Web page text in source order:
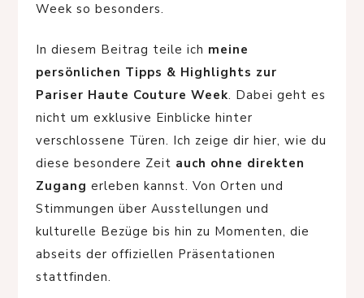
Week so besonders.
In diesem Beitrag teile ich meine
persönlichen Tipps & Highlights zur
Pariser Haute Couture Week. Dabei geht es
nicht um exklusive Einblicke hinter
verschlossene Türen. Ich zeige dir hier, wie du
diese besondere Zeit auch ohne direkten
Zugang erleben kannst. Von Orten und
Stimmungen über Ausstellungen und
kulturelle Bezüge bis hin zu Momenten, die
abseits der offiziellen Präsentationen
stattfinden.